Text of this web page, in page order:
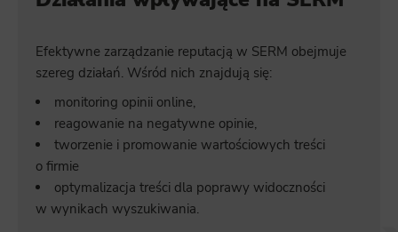
Efektywne zarządzanie reputacją w SERM obejmuje
szereg działań. Wśród nich znajdują się:
monitoring opinii online,
reagowanie na negatywne opinie,
tworzenie i promowanie wartościowych treści
o firmie
optymalizacja treści dla poprawy widoczności
w wynikach wyszukiwania.